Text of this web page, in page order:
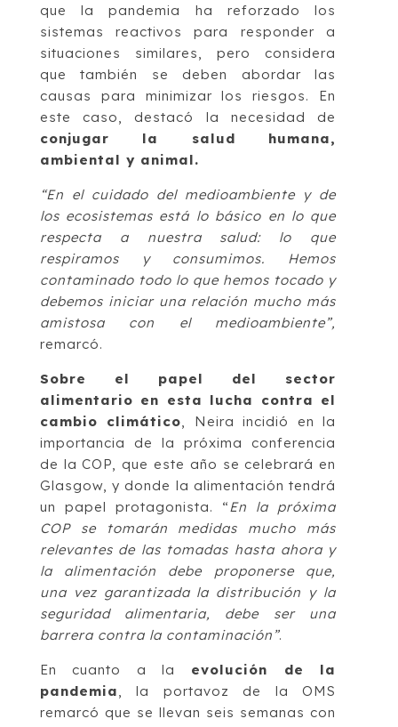
que la pandemia ha reforzado los
sistemas reactivos para responder a
situaciones similares, pero considera
que también se deben abordar las
causas para minimizar los riesgos. En
este caso, destacó la necesidad de
conjugar la salud humana,
ambiental y animal.
“En el cuidado del medioambiente y de
los ecosistemas está lo básico en lo que
respecta a nuestra salud: lo que
respiramos y consumimos. Hemos
contaminado todo lo que hemos tocado y
debemos iniciar una relación mucho más
amistosa con el medioambiente”,
remarcó.
Sobre el papel del sector
alimentario en esta lucha contra el
cambio climático, Neira incidió en la
importancia de la próxima conferencia
de la COP, que este año se celebrará en
Glasgow, y donde la alimentación tendrá
un papel protagonista. “En la próxima
COP se tomarán medidas mucho más
relevantes de las tomadas hasta ahora y
la alimentación debe proponerse que,
una vez garantizada la distribución y la
seguridad alimentaria, debe ser una
barrera contra la contaminación”.
En cuanto a la
evolución de la
pandemia, la portavoz de la OMS
remarcó que se llevan seis semanas con